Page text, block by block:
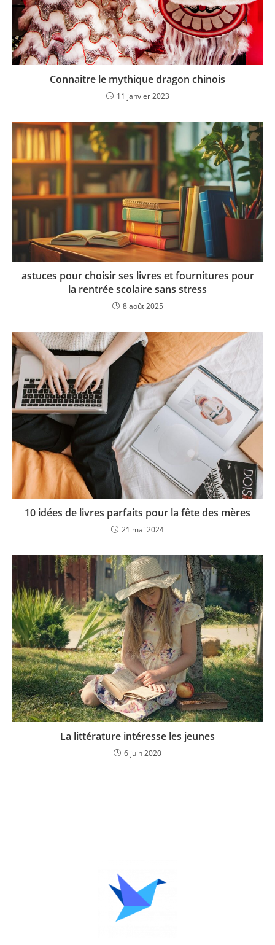
Connaitre le mythique dragon chinois
11 janvier 2023
astuces pour choisir ses livres et fournitures pour
la rentrée scolaire sans stress
8 août 2025
10 idées de livres parfaits pour la fête des mères
21 mai 2024
La littérature intéresse les jeunes
6 juin 2020